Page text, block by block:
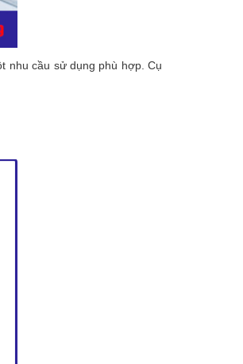
nhu cầu sử dụng phù hợp. Cụ